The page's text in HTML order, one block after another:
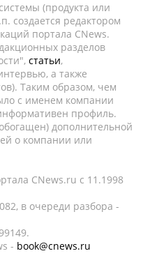
(продукта или
создается редактором
портала CNews.
разделов
статьи,
а также
Таким образом, чем
с именем компании
профиль.
дополнительной
о компании или
CNews.ru c 11.1998
в очереди разбора -
- book@cnews.ru